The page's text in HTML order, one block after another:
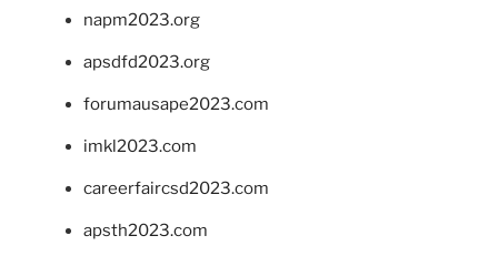
napm2023.org
apsdfd2023.org
forumausape2023.com
imkl2023.com
careerfaircsd2023.com
apsth2023.com